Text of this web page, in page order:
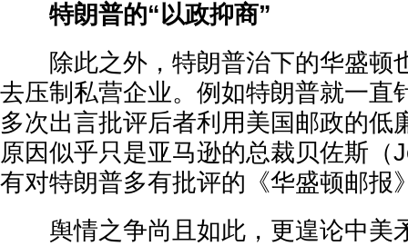
特朗普的“以政抑商”
除此之外，特朗普治下的华盛顿
去压制私营企业。例如特朗普就一直
多次出言批评后者利用美国邮政的
原因似乎只是亚马逊的总裁贝佐斯（
有对特朗普多有批评的《华盛顿邮报
舆情之争尚且如此，更遑论中美